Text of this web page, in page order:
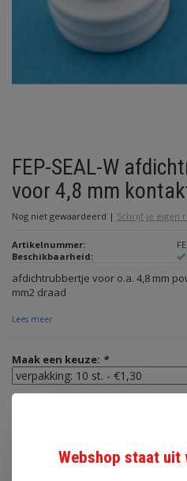
FEP-SEAL-W
voor 4,8 mm
Nog niet gewaardeerd | Schrijf je eigen
Artikelnummer:
Beschikbaarheid:
afdichtrubbertje voor o.a. 4,8 mm
mm2 draad
Lees meer
Maak een keuze: *
Webshop staat uit